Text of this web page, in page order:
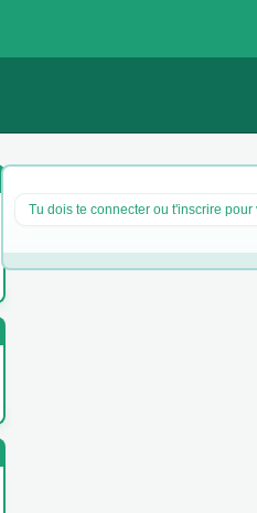
Tu dois te connecter ou t'inscrire